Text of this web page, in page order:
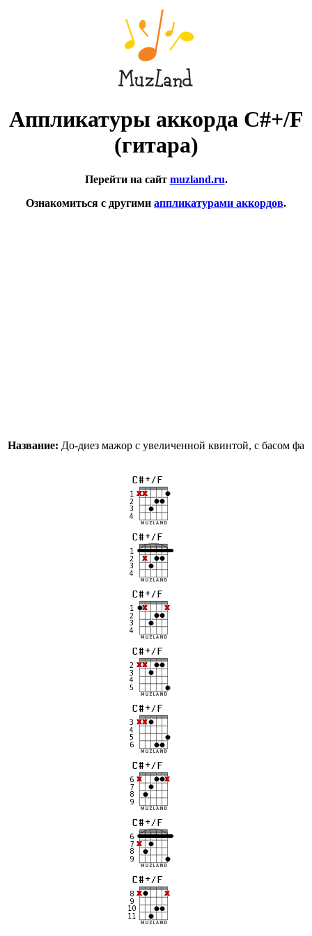
Аппликатуры аккорда C#+/F
(гитара)
Перейти на сайт muzland.ru.
Ознакомиться с другими аппликатурами аккордов.
Название: До-диез мажор с увеличенной квинтой, с басом фа